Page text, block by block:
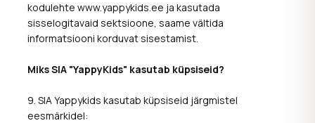
kodulehte www.yappykids.ee ja kasutada
sisselogitavaid sektsioone, saame vältida
informatsiooni korduvat sisestamist.
Miks SIA "YappyKids" kasutab küpsiseid?
9. SIA Yappykids kasutab küpsiseid järgmistel
eesmärkidel: